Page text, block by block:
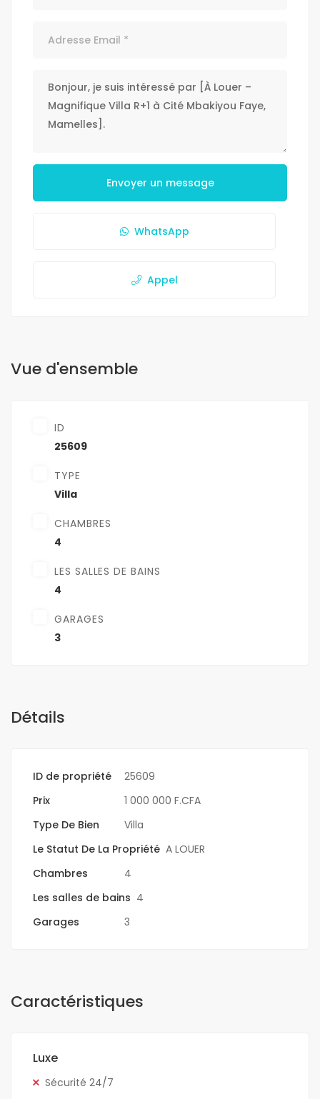
Envoyer un message
WhatsApp
Appel
Vue d'ensemble
ID
25609
TYPE
Villa
CHAMBRES
4
LES SALLES DE BAINS
4
GARAGES
3
Détails
ID de propriété
25609
Prix
1 000 000 F.CFA
Type De Bien
Villa
Le Statut De La Propriété A LOUER
Chambres
4
Les salles de bains 4
Garages
3
Caractéristiques
Luxe
Sécurité 24/7